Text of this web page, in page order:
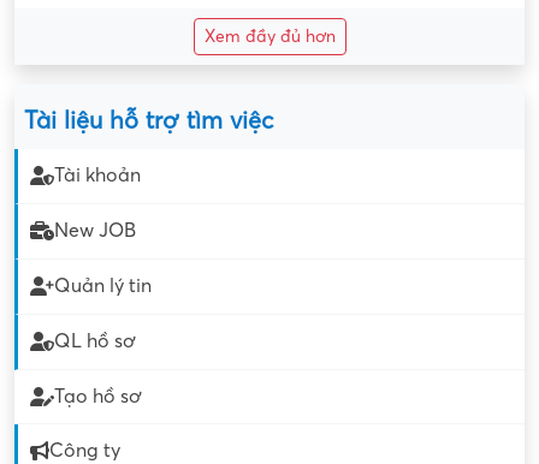
Xem đầy đủ hơn
Tài liệu hỗ trợ tìm việc
Tài khoản
New JOB
Quản lý tin
QL hồ sơ
Tạo hồ sơ
Công ty